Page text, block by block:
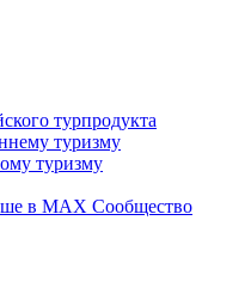
турпродукта
туризму
туризму
в MAX Сообщество